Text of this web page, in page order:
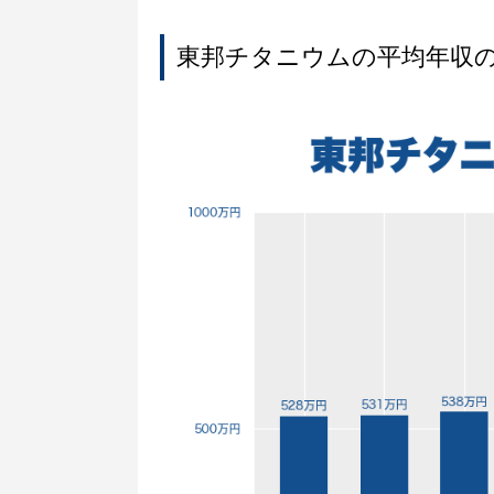
東邦チタニウムの平均年収